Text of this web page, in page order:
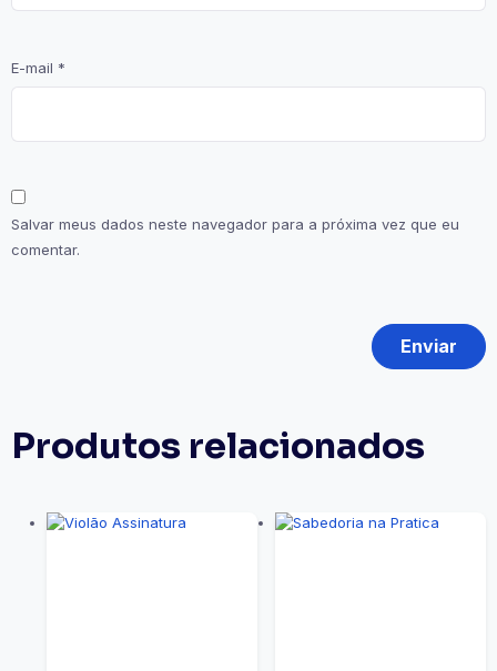
E-mail *
Salvar meus dados neste navegador para a próxima vez que eu
comentar.
Produtos relacionados